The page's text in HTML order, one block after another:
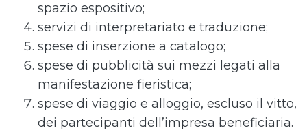
spazio espositivo;
servizi di interpretariato e traduzione;
spese di inserzione a catalogo;
spese di pubblicità sui mezzi legati alla
manifestazione fieristica;
spese di viaggio e alloggio, escluso il vitto,
dei partecipanti dell’impresa beneficiaria.